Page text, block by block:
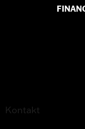
Kontakt